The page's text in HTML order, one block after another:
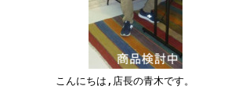
こんにちは,店長の青木です。